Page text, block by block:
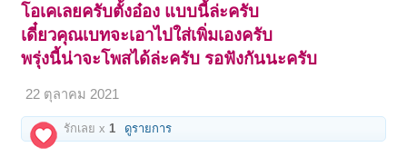
โอเคเลยครับตั้งอ๋อง แบบนี้ล่ะครับ
เดี๋ยวคุณเบทจะเอาไปใส่เพิ่มเองครับ
พรุ่งนี้น่าจะโพสได้ล่ะครับ รอฟังกันนะครับ
22 ตุลาคม 2021
รักเลย x 1 ดูรายการ